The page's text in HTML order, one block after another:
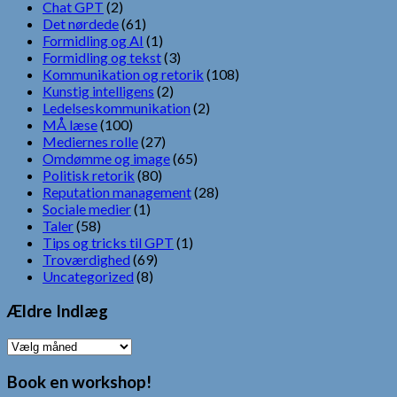
Chat GPT (2)
Det nørdede(61)
Formidling og AI (1)
Formidling og tekst(3)
Kommunikation og retorik (108)
Kunstig intelligens (2)
Ledelseskommunikation (2)
MÅ læse(100)
Mediernes rolle(27)
Omdømme og image(65)
Politisk retorik (80)
Reputation management(28)
Sociale medier(1)
Taler(58)
Tips og tricks til GPT (1)
Troværdighed (69)
Uncategorized (8)
Ældre Indlæg
Ældre
Book en workshop!